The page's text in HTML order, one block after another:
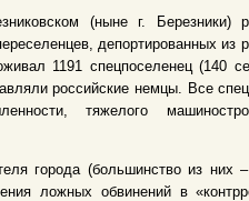
(ныне г. Березники)
депортированных
1191 спецпоселенец (140
российские немцы. Все
тяжелого
города (большинство из них
ложных обвинений в